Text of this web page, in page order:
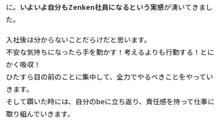
に。 いよいよ自分もZenken社員になるという実感が湧いてきまし
た。
入社後は分からないことだらけだと思います。
不安な気持ちになったら手を動かす！考えるよりも行動する！とに
かく吸収！
ひたすら目の前のことに集中して、全力でやるべきことをやってい
きます。
そして躓いた時には、自分のbeに立ち返り、責任感を持って仕事に
取り組んでいきます。